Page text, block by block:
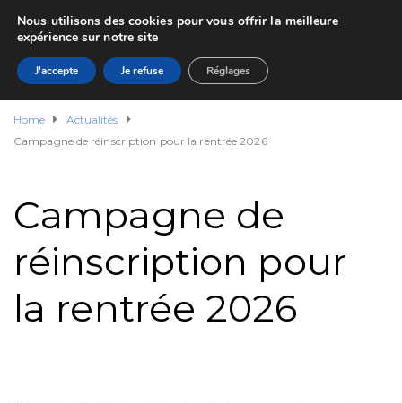
Home
Actualités
Campagne de réinscription pour la rentrée 2026
Campagne de
réinscription pour
la rentrée 2026
Nous utilisons des cookies pour vous offrir la meilleure
expérience sur notre site
J'accepte Je refuse Réglages